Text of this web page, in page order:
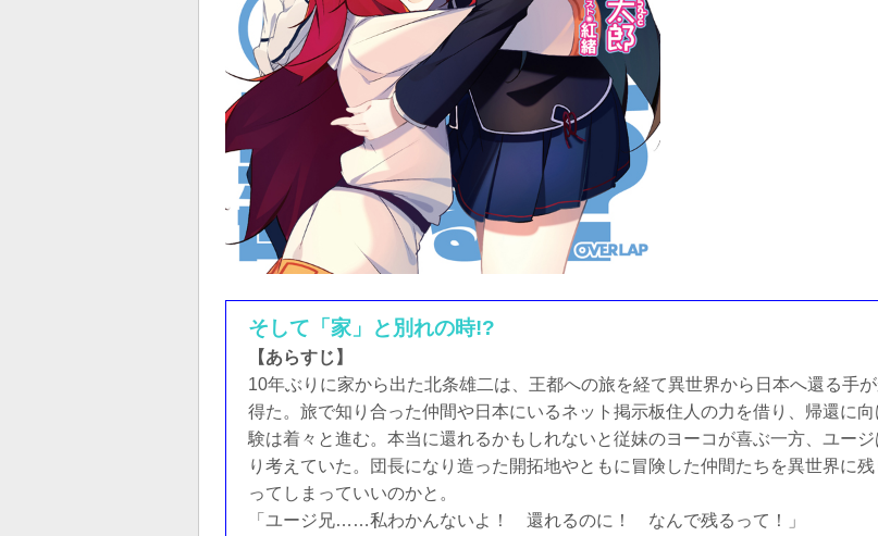
そして「家」と別れの時!?
【あらすじ】
10年ぶりに家から出た北条雄二は、王都への旅を経て異世界から日本へ還る手
得た。旅で知り合った仲間や日本にいるネット掲示板住人の力を借り、帰還に向
験は着々と進む。本当に還れるかもしれないと従妹のヨーコが喜ぶ一方、ユージ
り考えていた。団長になり造った開拓地やともに冒険した仲間たちを異世界に残
ってしまっていいのかと。
「ユージ兄……私わかんないよ！ 還れるのに！ なんで残るって！」